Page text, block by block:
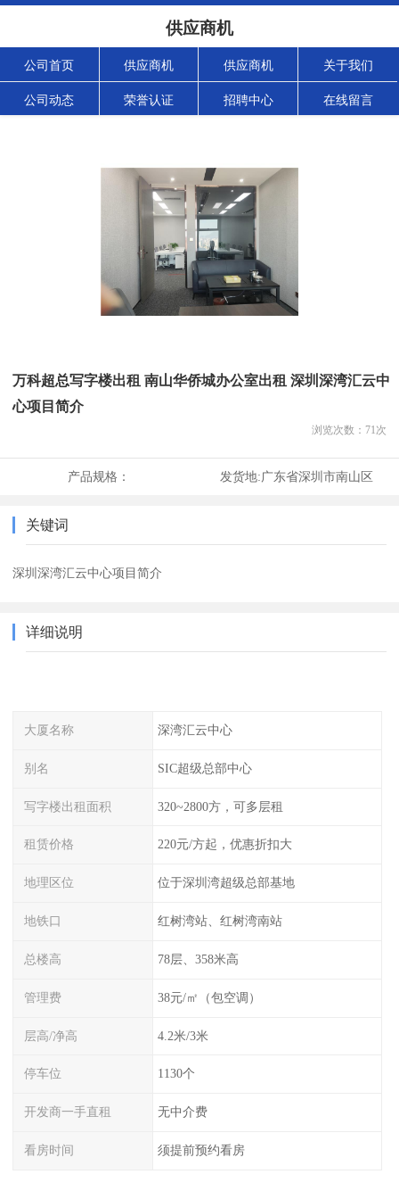
供应商机
公司首页 供应商机 供应商机 关于我们
公司动态 荣誉认证 招聘中心 在线留言
万科超总写字楼出租 南山华侨城办公室出租 深圳深湾汇云中
心项目简介
浏览次数： 71次
产品规格： 发货地:广东省深圳市南山区
关键词
深圳深湾汇云中心项目简介
详细说明
大厦名称 深湾汇云中心
别名 SIC超级总部中心
写字楼出租面积 320~2800方，可多层租
租赁价格 220元/方起，优惠折扣大
地理区位 位于深圳湾超级总部基地
地铁口 红树湾站、红树湾南站
总楼高 78层、358米高
管理费 38元/㎡（包空调）
层高/净高 4.2米/3米
停车位 1130个
开发商一手直租 无中介费
看房时间 须提前预约看房